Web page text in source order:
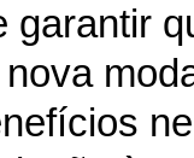
garantir